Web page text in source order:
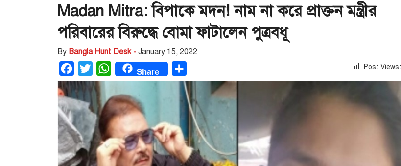
Madan Mitra: বিপাকে মদন! নাম না করে প্রাক্তন মন্ত্রীর
পরিবারের বিরুদ্ধে বোমা ফাটালেন পুত্রবধূ
By Bangla Hunt Desk - January 15, 2022
Facebook
Twitter WhatsAppShare Post Views: